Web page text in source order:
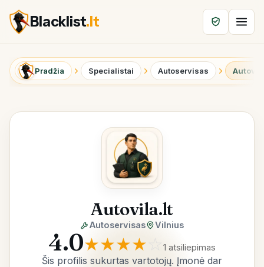
Blacklist.lt
Pradžia Specialistai Autoservisas
Autovila.lt
Autoservisas Vilnius
4.0★★★★ ☆ 1 atsiliepimas
Šis profilis sukurtas vartotojų. Įmonė dar